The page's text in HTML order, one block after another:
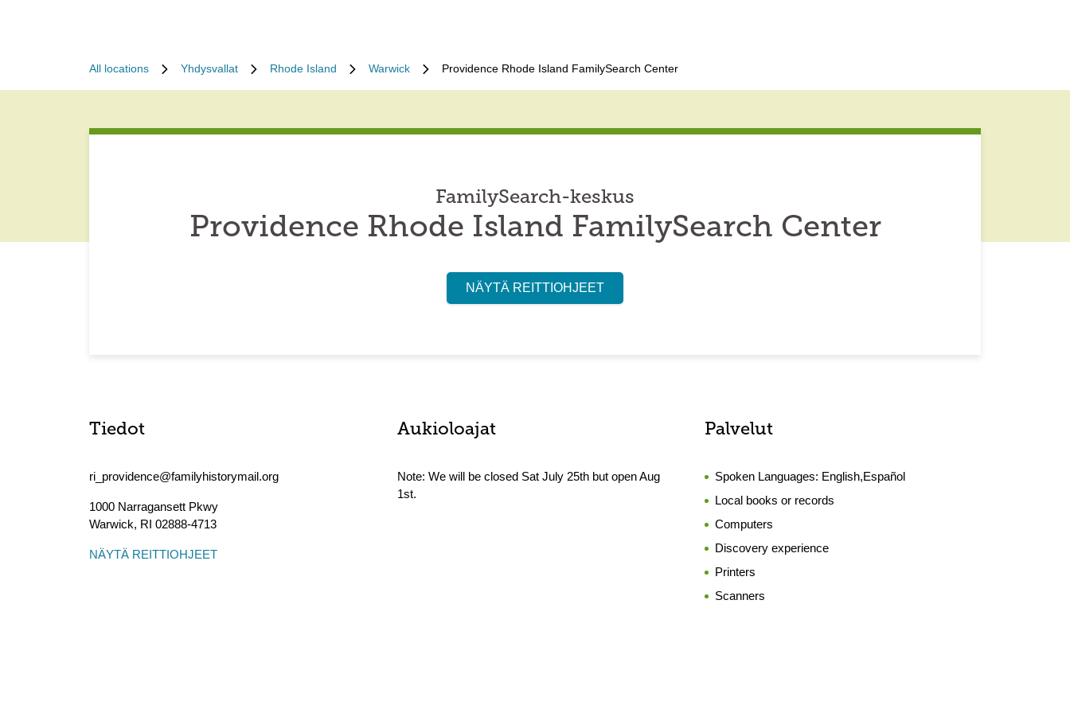
All locations Yhdysvallat Rhode Island Warwick Providence Rhode Island FamilySearch Center
FamilySearch-keskus
Providence Rhode Island FamilySearch Center
NÄYTÄ REITTIOHJEET
Tiedot
ri_providence@familyhistorymail.org
1000 Narragansett Pkwy
Warwick, RI 02888-4713
NÄYTÄ REITTIOHJEET
Aukioloajat
Note: We will be closed Sat July 25th but open Aug
1st.
Palvelut
Spoken Languages: English,Español
Local books or records
Computers
Discovery experience
Printers
Scanners